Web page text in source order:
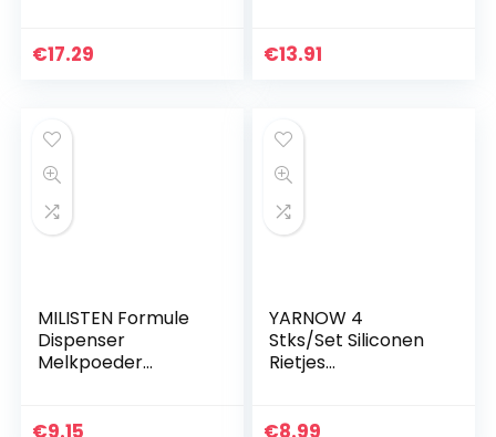
Containers Koffie,
€17.29
Veilig Voedsel
€13.91
MILISTEN Formule
Dispenser
Melkpoeder
Opslag Graan
YARNOW 4
Stks/Set Siliconen
Rietjes
Wijn Tumbler